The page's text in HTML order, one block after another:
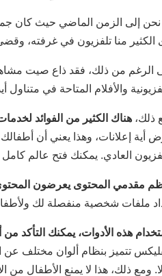
نحن إلى الزمن الماضي حيث كان
الكثير منا تلفزيون في غرفته،
الرغم من ذلك، فقد ذاع صيت مشاهدة
والأفلام المتاحة في
ذلك، هناك الكثير من الفوائد
أية إعلانات، وهذا يعني أن
العادي. يمكنك فتح عالم
مقدمي المحتوى يعرضون المحتوى
ملفات شخصية منفصلة لك
هذه الأدوات، يمكنك
تتميز بنظام ألوان مختلف عن
لا. ومع ذلك، هذا لا يمنع الأطفال